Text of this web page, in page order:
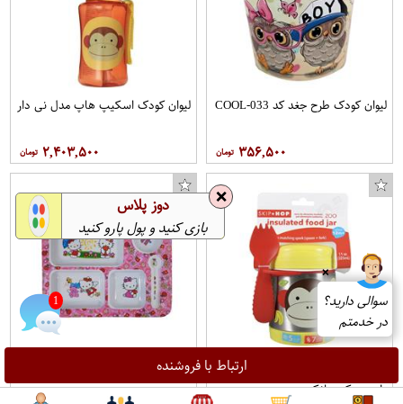
ارتباط با فروشنده
لیوان کودک طرح جغد کد COOL-033
۳۵۶,۵۰۰
لیوان کودک اسکیپ هاپ مدل نی دار
۲,۴۰۳,۵۰۰
فلاسک غذای کودک اسکیپ هاپ
طرح چیکی مانکی
ظرف غذای کودک مدل کیتی کد 702
❌
سوالی دارید؟
در خدمتم
1
❌ دوز پلاس
بازی کنید و پول پارو کنید